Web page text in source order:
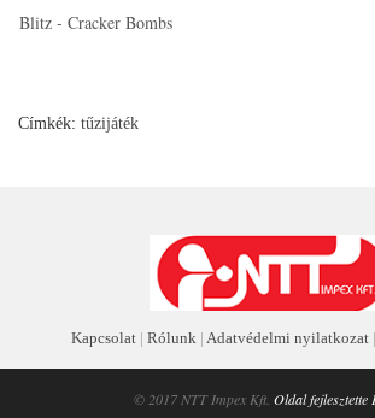
Blitz - Cracker Bombs
Címkék: tűzijáték
Kapcsolat | Rólunk | Adatvédelmi nyilatkozat |
© 2017 NTT Impex Kft. Oldal fejlesztette